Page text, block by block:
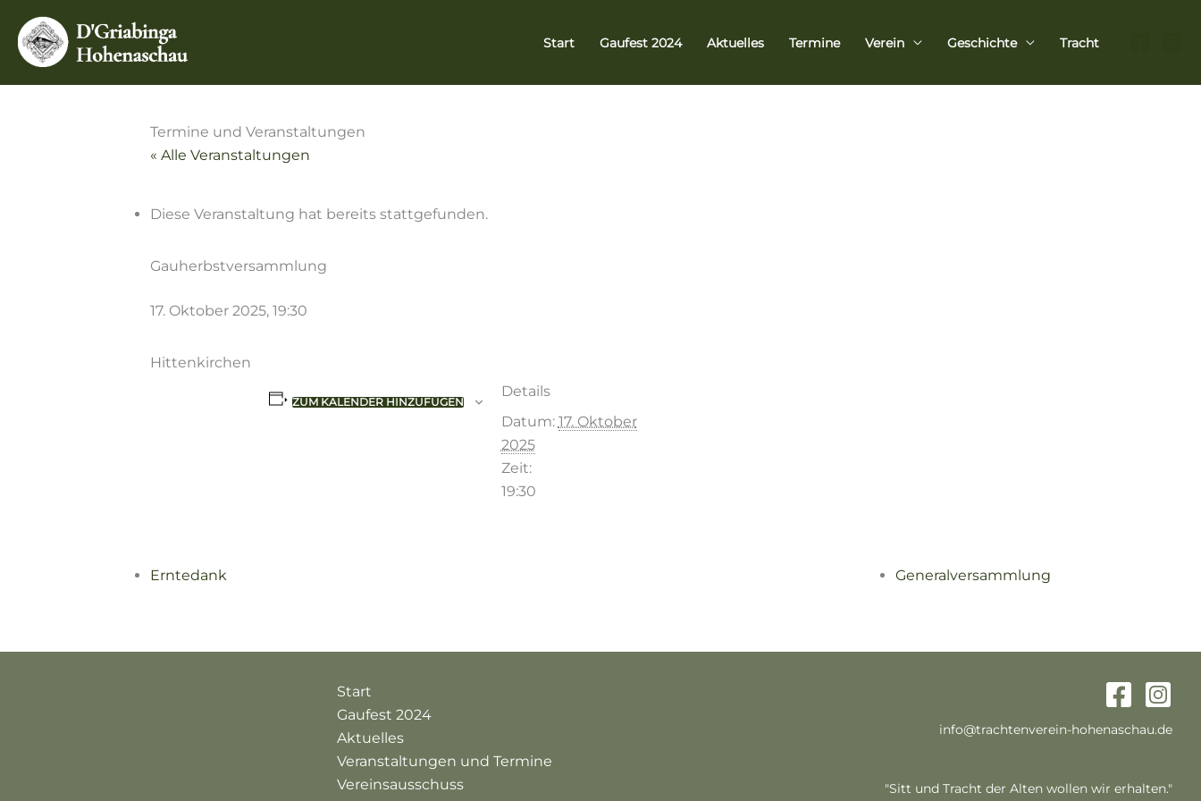
Inhalt
springen
Start Gaufest 2024 Aktuelles Termine Verein Geschichte Tracht
Termine und Veranstaltungen
« Alle Veranstaltungen
Diese Veranstaltung hat bereits stattgefunden.
Gauherbstversammlung
17. Oktober 2025, 19:30
Hittenkirchen
ZUM KALENDER HINZUFÜGEN
Details
Datum: 17. Oktober
2025
Zeit:
19:30
Erntedank Generalversammlung
Start
Gaufest 2024
Aktuelles
Veranstaltungen und Termine
Vereinsausschuss
info@trachtenverein-hohenaschau.de
"Sitt und Tracht der Alten wollen wir erhalten."